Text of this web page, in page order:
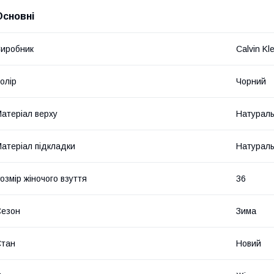
Calvin
Чорний
верху
підкладки
жіночого взуття 36
Зима
Новий